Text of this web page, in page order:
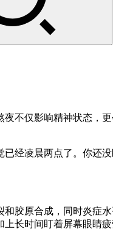
不仅影响精神状态，
经凌晨两点了。你还
胶原合成，同时炎症
长时间盯着屏幕眼睛